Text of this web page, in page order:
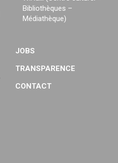
Bibliothèques –
Médiathèque)
JOBS
TRANSPARENCE
CONTACT